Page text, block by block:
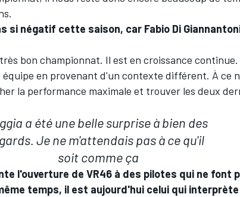
si négatif cette saison, car Fabio Di
bon championnat. Il est en croissance continue.
en provenant d'un contexte différent. À ce
la performance maximale et trouver les deux
a été une belle surprise à bien des
Je ne m'attendais pas à ce qu'il
soit comme ça
l'ouverture de VR46 à des pilotes qui ne font
temps, il est aujourd'hui celui qui interprète